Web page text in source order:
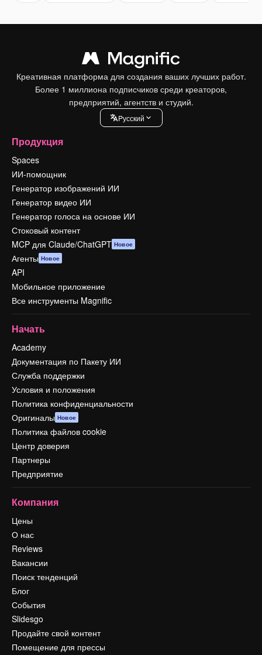
Креативная платформа для создания ваших лучших работ.
Более 1 миллиона подписчиков среди креаторов,
предприятий, агентств и студий.
Pусский
Продукция
Spaces
ИИ-помощник
Генератор изображений ИИ
Генератор видео ИИ
Генератор голоса на основе ИИ
Стоковый контент
MCP для Claude/ChatGPT Новое
Агенты Новое
API
Мобильное приложение
Все инструменты Magnific
Начать
Academy
Документация по Пакету ИИ
Служба поддержки
Условия и положения
Политика конфиденциальности
Оригиналы Новое
Политика файлов cookie
Центр доверия
Партнеры
Предприятие
Компания
Цены
О нас
Reviews
Вакансии
Поиск тенденций
Блог
События
Slidesgo
Продайте свой контент
Помещение для прессы